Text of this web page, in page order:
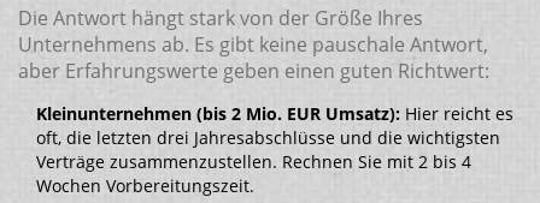
Die Antwort hängt stark von der Größe Ihres
Unternehmens ab. Es gibt keine pauschale Antwort,
aber Erfahrungswerte geben einen guten Richtwert:
Kleinunternehmen (bis 2 Mio. EUR Umsatz): Hier reicht es
oft, die letzten drei Jahresabschlüsse und die wichtigsten
Verträge zusammenzustellen. Rechnen Sie mit 2 bis 4
Wochen Vorbereitungszeit.